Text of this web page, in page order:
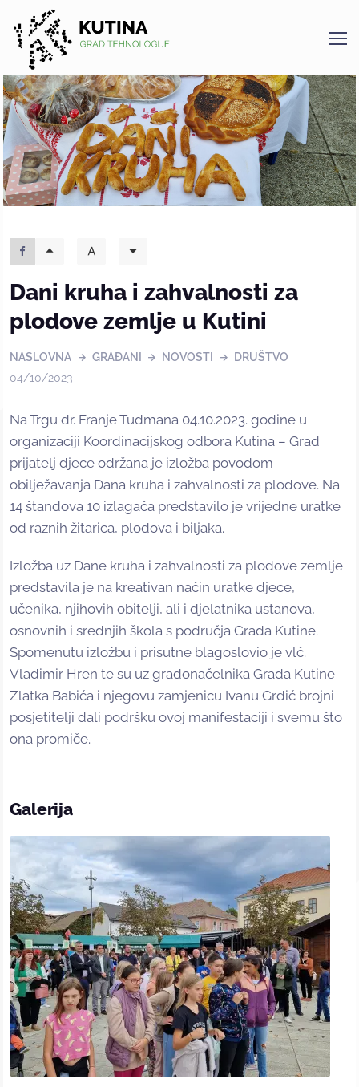
Kutina
Dani kruha i zahvalnosti za
plodove zemlje u Kutini
NASLOVNA GRAĐANI NOVOSTI
DRUŠTVO
04/10/2023
Na Trgu dr. Franje Tuđmana 04.10.2023. godine u
organizaciji Koordinacijskog odbora Kutina – Grad
prijatelj djece održana je izložba povodom
obilježavanja Dana kruha i zahvalnosti za plodove. Na
14 štandova 10 izlagača predstavilo je vrijedne uratke
od raznih žitarica, plodova i biljaka.
Izložba uz Dane kruha i zahvalnosti za plodove zemlje
predstavila je na kreativan način uratke djece,
učenika, njihovih obitelji, ali i djelatnika ustanova,
osnovnih i srednjih škola s područja Grada Kutine.
Spomenutu izložbu i prisutne blagoslovio je vlč.
Vladimir Hren te su uz gradonačelnika Grada Kutine
Zlatka Babića i njegovu zamjenicu Ivanu Grdić brojni
posjetitelji dali podršku ovoj manifestaciji i svemu što
ona promiče.
Galerija